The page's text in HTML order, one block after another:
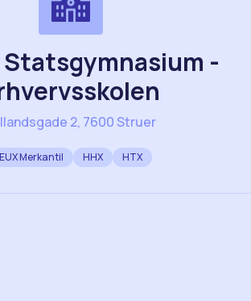
-
2, 7600 Struer
EUX Merkantil HHX HTX